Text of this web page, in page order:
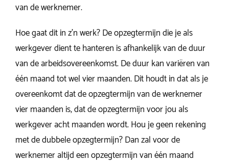
van de werknemer.
Hoe gaat dit in z’n werk? De opzegtermijn die je als
werkgever dient te hanteren is afhankelijk van de duur
van de arbeidsovereenkomst. De duur kan variëren van
één maand tot wel vier maanden. Dit houdt in dat als je
overeenkomt dat de opzegtermijn van de werknemer
vier maanden is, dat de opzegtermijn voor jou als
werkgever acht maanden wordt. Hou je geen rekening
met de dubbele opzegtermijn? Dan zal voor de
werknemer altijd een opzegtermijn van één maand